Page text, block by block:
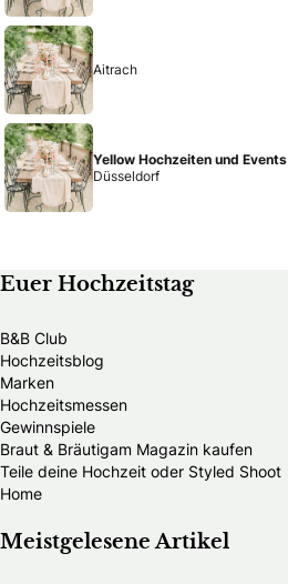
Aitrach
Yellow Hochzeiten und Events
Düsseldorf
Euer Hochzeitstag
B&B Club
Hochzeitsblog
Marken
Hochzeitsmessen
Gewinnspiele
Braut & Bräutigam Magazin kaufen
Teile deine Hochzeit oder Styled Shoot
Home
Meistgelesene Artikel